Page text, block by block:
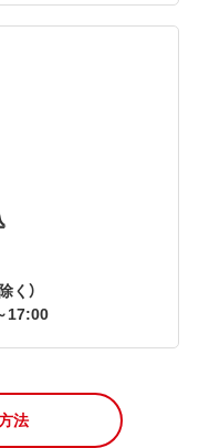
く）
17:00
法